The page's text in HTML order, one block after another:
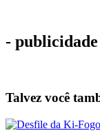
-
Talvez você